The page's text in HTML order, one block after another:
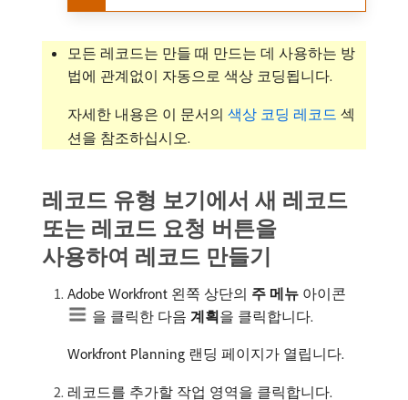
모든 레코드는 만들 때 만드는 데 사용하는 방
법에 관계없이 자동으로 색상 코딩됩니다.
자세한 내용은 이 문서의 색상 코딩 레코드 섹
션을 참조하십시오.
레코드 유형 보기에서 새 레코드
또는 레코드 요청 버튼을
사용하여 레코드 만들기
Adobe Workfront 왼쪽 상단의 주 메뉴 아이콘
을 클릭한 다음 계획​을 클릭합니다.
Workfront Planning 랜딩 페이지가 열립니다.
레코드를 추가할 작업 영역을 클릭합니다.